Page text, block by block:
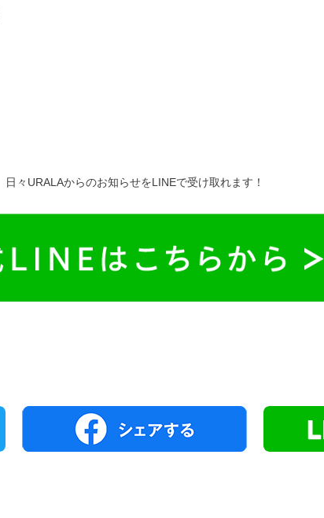
日々URALAからのお知らせをLINEで受け取れます！